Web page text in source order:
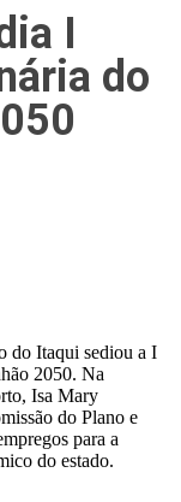
I
do
do Itaqui sediou a I
2050. Na
Isa Mary
do Plano e
para a
do estado.